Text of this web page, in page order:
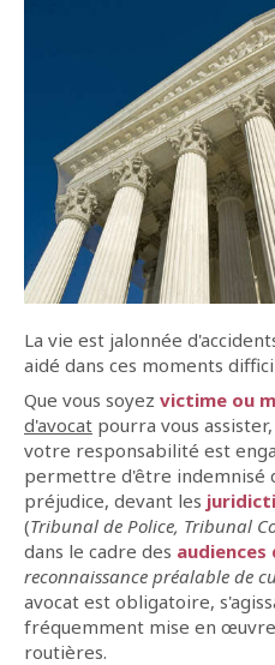
La vie est jalonnée
aidé dans ces moments
Que vous soyez victime ou
d'avocat pourra vous
votre responsabilité est
permettre d'être indemnisé
préjudice, devant les
(Tribunal de Police, Tribunal
dans le cadre des audiences
reconnaissance préalable de
avocat est obligatoire,
fréquemment mise en
routières.